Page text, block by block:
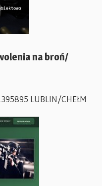
na broń/
LUBLIN/CHEŁM